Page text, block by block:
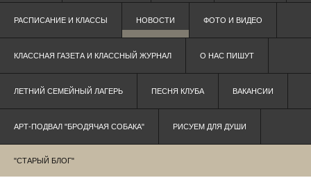
РАСПИСАНИЕ И КЛАССЫ НОВОСТИ ФОТО И ВИДЕО
КЛАССНАЯ ГАЗЕТА И КЛАССНЫЙ ЖУРНАЛ О НАС ПИШУТ
ЛЕТНИЙ СЕМЕЙНЫЙ ЛАГЕРЬ ПЕСНЯ КЛУБА ВАКАНСИИ
АРТ-ПОДВАЛ "БРОДЯЧАЯ СОБАКА" РИСУЕМ ДЛЯ ДУШИ
"СТАРЫЙ БЛОГ"